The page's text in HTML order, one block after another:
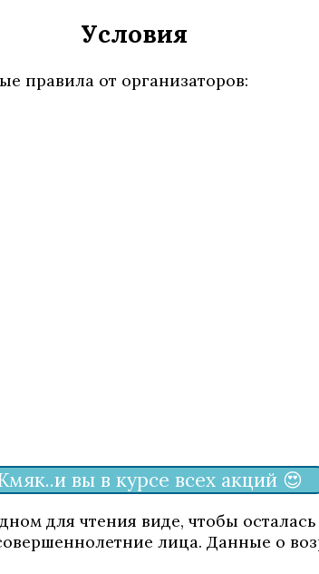
Условия
правила от организаторов:
вы в курсе всех акций 😍
для чтения виде, чтобы
лица. Данные о